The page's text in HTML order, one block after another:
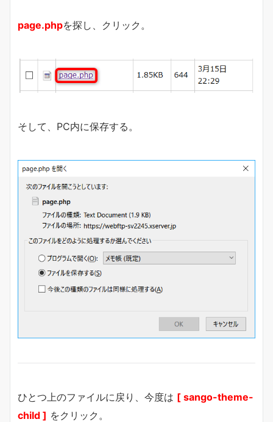
page.phpを探し、クリック。
そして、PC内に保存する。
ひとつ上のファイルに戻り、今度は [ sango-theme-
child ] をクリック。